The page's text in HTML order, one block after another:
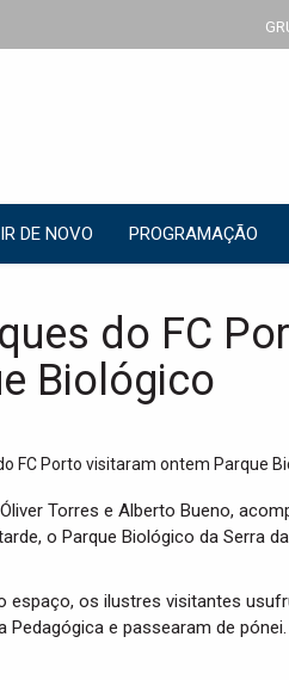
DE NOVO PROGRAMAÇÃO
do FC
Biológico
Torres e Alberto Bueno,
o Parque Biológico da Serra
espaço, os ilustres visitantes
e passearam de